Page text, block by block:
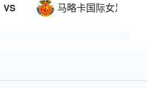
VS 马略卡国际女足